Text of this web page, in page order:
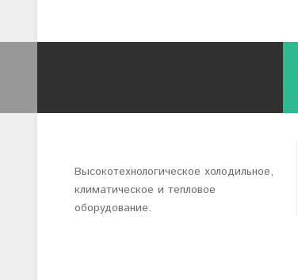
Высокотехнологическое холодильное,
климатическое и тепловое
оборудование.